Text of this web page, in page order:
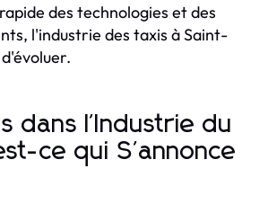
des technologies et des
l'industrie des taxis à Saint-
dans l'Industrie du
ce qui S'annonce